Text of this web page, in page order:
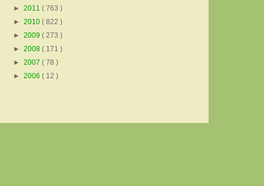
► 2011 ( 763 )
► 2010 ( 822 )
► 2009 ( 273 )
► 2008 ( 171 )
► 2007 ( 78 )
► 2006 ( 12 )